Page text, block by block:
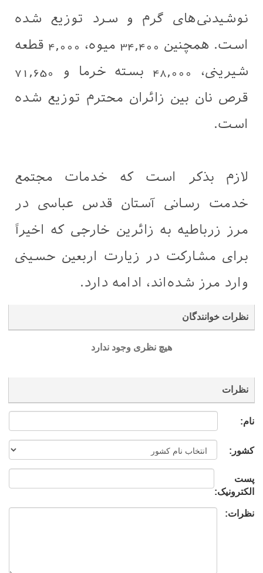
نوشیدنی‌های گرم و سرد توزیع شده
است. همچنین 34,400 میوه، 4,000 قطعه
شیرینی، 48,000 بسته خرما و 71,650
قرص نان بین زائران محترم توزیع شده
است.
لازم بذکر است که خدمات مجتمع
خدمت رسانی آستان قدس عباسی در
مرز زرباطیه به زائرین خارجی که اخیراً
برای مشارکت در زیارت اربعین حسینی
وارد مرز شده‌اند، ادامه دارد.
نظرات خوانندگان
هیچ نظری وجود ندارد
نظرات
نام:
کشور:
پست
الکترونیک:
نظرات: